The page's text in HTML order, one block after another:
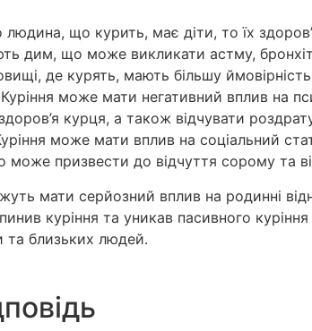
що курить, має діти, то їх
дим, що може викликати астму, бронхіт,
де курять, мають більшу
може мати негативний вплив на
курця, а також відчувати
може мати вплив на соціальний
призвести до відчуття сорому та
мати серйозний вплив на родинні
куріння та уникав пасивного
та близьких людей.